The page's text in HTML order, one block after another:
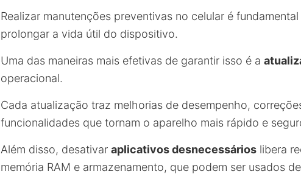
Realizar manutenções preventivas no celular é fundamental
prolongar a vida útil do dispositivo.
Uma das maneiras mais efetivas de garantir isso é a
operacional.
Cada atualização traz melhorias de desempenho,
funcionalidades que tornam o aparelho mais rápido e
Além disso, desativar aplicativos desnecessários libera
memória RAM e armazenamento, que podem ser usados